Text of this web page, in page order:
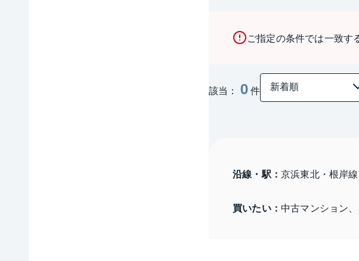
ご指定の条件では一致す
該当： 0件
沿線・駅： 京浜東北・根岸
買いたい： 中古マンション